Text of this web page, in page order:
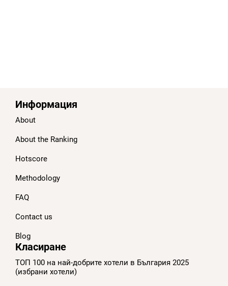
Информация
About
About the Ranking
Hotscore
Methodology
FAQ
Contact us
Blog
Класиране
ТОП 100 на най-добрите хотели в България 2025
(избрани хотели)